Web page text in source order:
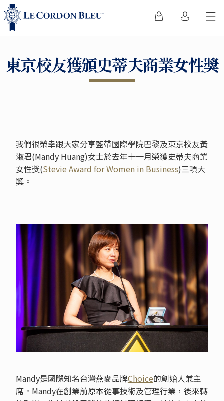
東京校友獲頒史蒂夫商業女性獎
我們很榮幸跟大家分享藍帶國際學院巴黎及東京校友黃
淑君(Mandy Huang)女士於去年十一月榮獲史蒂夫商業
女性獎(Stevie Award for Women in Business)三項大
獎。
Mandy是國際知名台灣燕麥品牌Choice的創始人兼主
席。Mandy在創業前原本從事技術及管理行業，後來轉